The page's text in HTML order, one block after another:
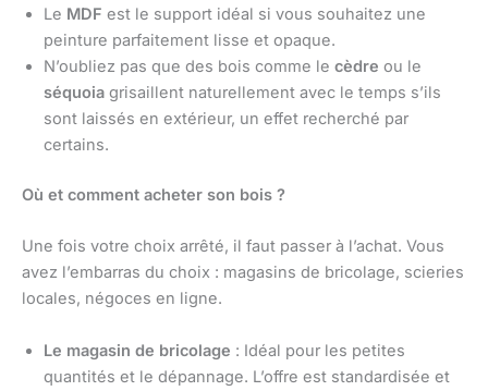
Le MDF est le support idéal si vous souhaitez une
peinture parfaitement lisse et opaque.
N’oubliez pas que des bois comme le cèdre ou le
séquoia grisaillent naturellement avec le temps s’ils
sont laissés en extérieur, un effet recherché par
certains.
Où et comment acheter son bois ?
Une fois votre choix arrêté, il faut passer à l’achat. Vous
avez l’embarras du choix : magasins de bricolage, scieries
locales, négoces en ligne.
Le magasin de bricolage : Idéal pour les petites
quantités et le dépannage. L’offre est standardisée et